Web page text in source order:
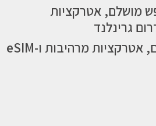
מושלם, אטרקציות
אוטילה: נופש מושלם, אטרקציות מרהיבות ו-eSIM